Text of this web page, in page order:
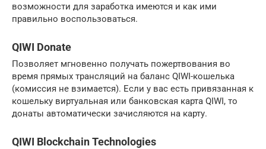
возможности для заработка имеются и как ими
правильно воспользоваться.
QIWI Donate
Позволяет мгновенно получать пожертвования во
время прямых трансляций на баланс QIWI-кошелька
(комиссия не взимается). Если у вас есть привязанная к
кошельку виртуальная или банковская карта QIWI, то
донаты автоматически зачисляются на карту.
QIWI Blockchain Technologies